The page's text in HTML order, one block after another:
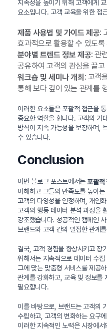
지속성을 높이기 위해 고객에게
요소입니다. 고객 교육을 위한 접
제품 사용법 및 가이드 제공:
효과적으로 활용할 수 있도
분야별 트렌드 정보 제공: 관
공유하여 고객의 관심을 끌
워크숍 및 세미나 개최 : 고객
통해 보다 깊이 있는 관계를
이러한 요소들은 포괄적 접근을
중요한 역할을 합니다. 고객의 기
방식이 지속 가능성을 보장하며,
수 있습니다.
Conclusion
이번 블로그 포스트에서는 포괄적
이해하고 그들의 만족도를 높이
고객의 다양성을 인정하며, 개인
고객의 행동 데이터 분석 과정을
강조했습니다. 성공적인 캠페인
브랜드와 고객 간의 밀접한 관계
결국, 고객 경험을 향상시키고 장
위해서는 지속적으로 데이터 수
그에 맞는 맞춤형 서비스를 제공
관계를 강화하고, 교육 및 정보를
필요합니다.
이를 바탕으로, 브랜드는 고객의
수립하고, 고객의 변화하는 요구
이러한 지속적인 노력은 시장에